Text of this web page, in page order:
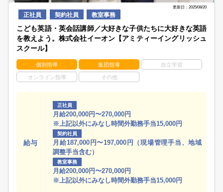
更新日：2025/08/20
正社員 契約社員 教室事務
こども英語・英会話講師／大好きな子供たちに大好きな英語
を教えよう。株式会社イーオン【アミティーイングリッシュ
スクール】
個別指導 集団指導 自立学習
オンライン指導 その他
給与
正社員
月給200,000円〜270,000円
※上記以外にみなし時間外勤務手当15,000円
契約社員
月給187,000円〜197,000円（現場管理手当、地域
調整手当含む）
教室事務
月給200,000円〜270,000円
※上記以外にみなし時間外勤務手当15,000円